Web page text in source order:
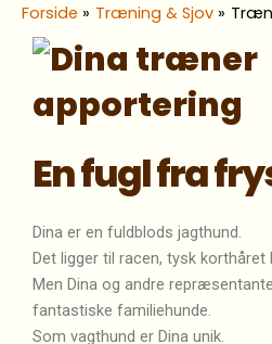
Forside Træning & Sjov
En fugl fra
Dina er en fuldblods jagthund.
Det ligger til racen, tysk korthåret
Men Dina og andre
fantastiske familiehunde.
Som vagthund er Dina unik.